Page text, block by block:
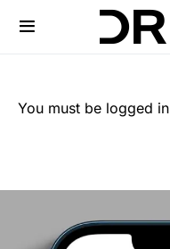
You must be logged